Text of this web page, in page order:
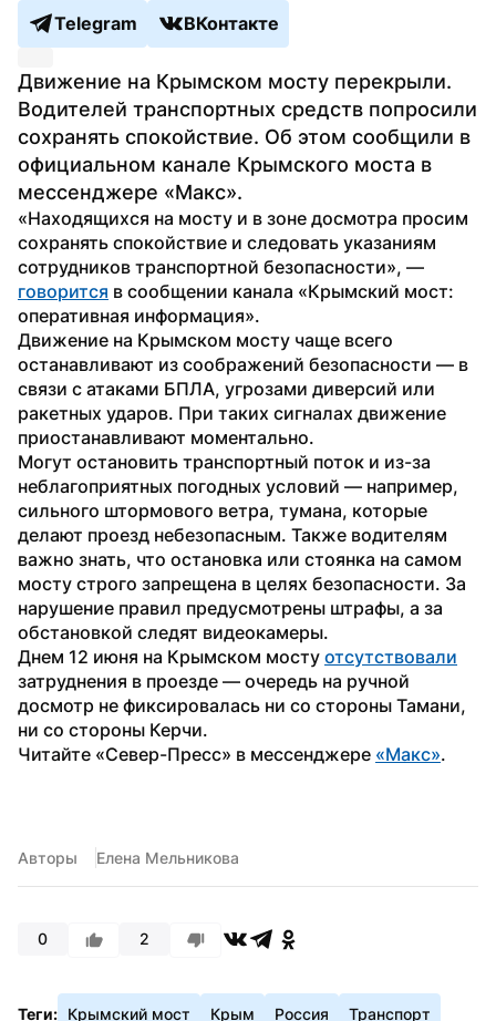
Telegram
ВКонтакте
Движение на Крымском мосту перекрыли.
Водителей транспортных средств попросили
сохранять спокойствие. Об этом сообщили в
официальном канале Крымского моста в
мессенджере «Макс».
«Находящихся на мосту и в зоне досмотра просим
сохранять спокойствие и следовать указаниям
говорится в сообщении канала «Крымский мост:
оперативная информация».
Движение на Крымском мосту чаще всего
останавливают из соображений безопасности — в
связи с атаками БПЛА, угрозами диверсий или
ракетных ударов. При таких сигналах движение
приостанавливают моментально.
Могут остановить транспортный поток и из-за
неблагоприятных погодных условий — например,
сильного штормового ветра, тумана, которые
делают проезд небезопасным. Также водителям
важно знать, что остановка или стоянка на самом
мосту строго запрещена в целях безопасности. За
нарушение правил предусмотрены штрафы, а за
обстановкой следят видеокамеры.
Днем 12 июня на Крымском мосту отсутствовали
затруднения в проезде — очередь на ручной
досмотр не фиксировалась ни со стороны Тамани,
ни со стороны Керчи.
Читайте «Север-Пресс» в мессенджере «Макс».
Авторы Елена Мельникова
0 2
Теги: Крымский мост Крым Россия Транспорт